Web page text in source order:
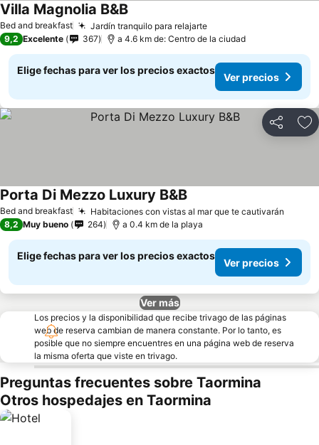
Bed and breakfast Jardín tranquilo para relajarte
Villa Magnolia B&B
9,2 Excelente 367 a 4.6 km de: Centro de la ciudad
Elige fechas para ver los precios exactos
Ver precios
Compartir
Bed and breakfast Habitaciones con vistas al mar que te cautivarán
Porta Di Mezzo Luxury B&B
8,2 Muy bueno 264 a 0.4 km de la playa
Elige fechas para ver los precios exactos
Ver precios
Ver más
Los precios y la disponibilidad que recibe trivago de las páginas
web de reserva cambian de manera constante. Por lo tanto, es
posible que no siempre encuentres en una página web de reserva
la misma oferta que viste en trivago.
Preguntas frecuentes sobre Taormina
Otros hospedajes en Taormina